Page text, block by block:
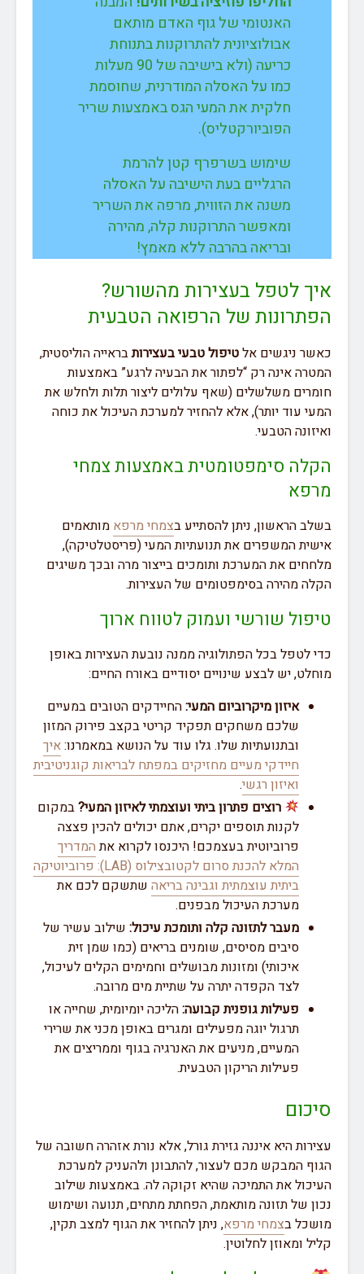
האנטומי של גוף האדם מותאם
אבולוציונית להתרוקנות בתנוחת
כריעה (ולא בישיבה של 90 מעלות
כמו על האסלה המודרנית, שחוסמת
חלקית את המעי הגס באמצעות שריר
הפוביורקטליס).
שימוש בשרפרף קטן להרמת
הרגליים בעת הישיבה על האסלה
משנה את הזווית, מרפה את השריר
ומאפשר התרוקנות קלה, מהירה
ובריאה בהרבה ללא מאמץ!
איך לטפל בעצירות מהשורש?
הפתרונות של הרפואה הטבעית
כאשר ניגשים אלטיפול טבעי בעצירותבראייה הוליסטית,
המטרה אינה רק “לפתור את הבעיה לרגע” באמצעות
חומרים משלשלים (שאף עלולים ליצור תלות ולחלש את
המעי עוד יותר), אלא להחזיר למערכת העיכול את כוחה
ואיזונה הטבעי.
הקלה סימפטומטית באמצעות צמחי
מרפא
בשלב הראשון, ניתן להסתייע בצמחי מרפא מותאמים
אישית המשפרים את תנועתיות המעי (פריסטלטיקה),
מלחחים את המערכת ותומכים בייצור מרה ובכך משיגים
הקלה מהירה בסימפטומים של העצירות.
טיפול שורשי ועמוק לטווח ארוך
כדי לטפל בכל הפתולוגיה ממנה נובעת העצירות באופן
מוחלט, יש לבצע שינויים יסודיים באורח החיים:
איזון מיקרוביום המעי:החיידקים הטובים במעיים
שלכם משחקים תפקיד קריטי בקצב פירוק המזון
ובתנועתיות שלו. גלו עוד על הנושא במאמרנו:איך
חיידקי מעיים מחזיקים במפתח לבריאות קוגניטיבית
ואיזון רגשי.
רוצים פתרון ביתי ועוצמתי לאיזון המעי?במקום
לקנות תוספים יקרים, אתם יכולים להכין פצצה
פרוביוטית בעצמכם! היכנסו לקרוא אתהמדריך
המלא להכנת סרום לקטובצילוס (LAB): פרוביוטיקה
ביתית עוצמתית וגבינה בריאה שתשקם לכם את
מערכת העיכול מבפנים.
מעבר לתזונה קלה ותומכת עיכול: שילוב עשיר של
סיבים מסיסים, שומנים בריאים (כמו שמן זית
איכותי) ומזונות מבושלים וחמימים הקלים לעיכול,
לצד הקפדה יתרה על שתיית מים מרובה.
פעילות גופנית קבועה:הליכה יומיומית, שחייה או
תרגול יוגה מפעילים ומגרים באופן מכני את שרירי
המעיים, מניעים את האנרגיה בגוף וממריצים את
פעילות הריקון הטבעית.
סיכום
עצירות היא איננה גזירת גורל, אלא נורת אזהרה חשובה של
הגוף המבקש מכם לעצור, להתבונן ולהעניק למערכת
העיכול את התמיכה שהיא זקוקה לה. באמצעות שילוב
נכון של תזונה מותאמת, הפחתת מתחים, תנועה ושימוש
מושכל בצמחי מרפא, ניתן להחזיר את הגוף למצב תקין,
קליל ומאוזן לחלוטין.